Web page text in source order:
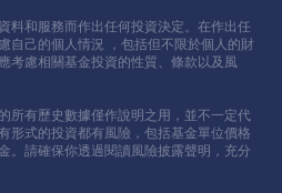
料和服務⽽作出任何投資決定。在作出任
⾃⼰的個⼈情況 ，包括但不限於個⼈的財
考慮相關基⾦投資的性質、條款以及風
所有歷史數據僅作說明之⽤，並不⼀定代
形式的投資都有風險，包括基⾦單位價格
。請確保你透過閱讀風險披露聲明，充分